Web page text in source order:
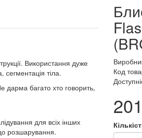
Використання дуже
тіла.
дарма багато хто говорить,
для всіх інших
розшарування.
Код